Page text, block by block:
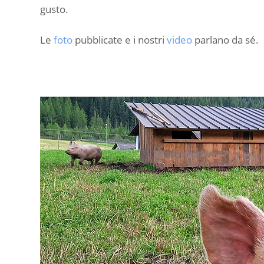
gusto.
Le foto pubblicate e i nostri video parlano da sé.